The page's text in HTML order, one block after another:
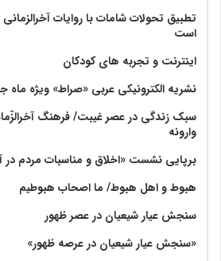
تطبیق تحولات شامات با روایات
است
اینترنت و تجربه های کودکان
نشریه الکترونیکی عربی «صراط» ویژه ماه
سبک زندگی در عصر غیبت/ فرهنگ
وارونه
برپایی نشست «اخلاق و مناسبات مردم در
هبوط و اهل هبوط/ ما اصحاب هبوطیم
سنجش عیار شیعیان در عصر ظهور
«سنجش عیار شیعیان در عرصه ظهور»